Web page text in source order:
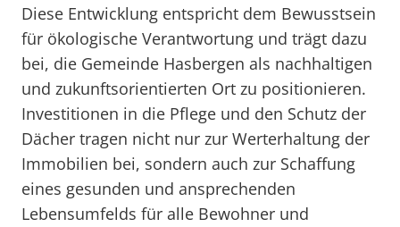
Diese Entwicklung entspricht dem Bewusstsein
für ökologische Verantwortung und trägt dazu
bei, die Gemeinde Hasbergen als nachhaltigen
und zukunftsorientierten Ort zu positionieren.
Investitionen in die Pflege und den Schutz der
Dächer tragen nicht nur zur Werterhaltung der
Immobilien bei, sondern auch zur Schaffung
eines gesunden und ansprechenden
Lebensumfelds für alle Bewohner und